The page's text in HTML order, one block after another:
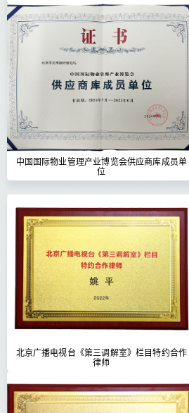
中国国际物业管理产业博览会供应商库成员单
位
北京广播电视台《第三调解室》栏目特约合作
律师